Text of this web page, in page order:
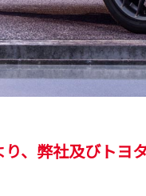
、弊社及びト